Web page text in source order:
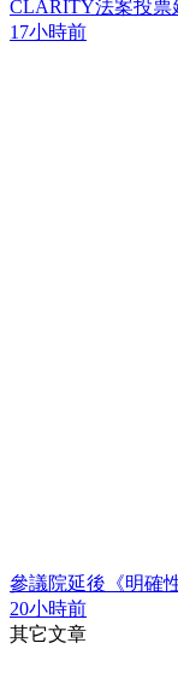
CLARITY法案投票
17小時前
參議院延後《明確
20小時前
其它文章